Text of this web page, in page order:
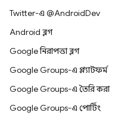
Twitter-এ @AndroidDev
Android ব্লগ
Google নিরাপত্তা ব্লগ
Google Groups-এ প্ল্যাটফর্ম
Google Groups-এ তৈরি করা
Google Groups-এ পোর্টিং